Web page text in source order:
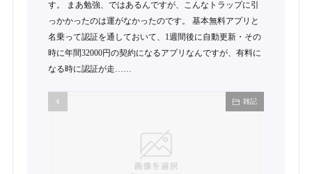
す。 まあ勉強、ではあるんですが、こんなトラップに引
っかかったのは運がなかったのです。 基本無料アプリと
名乗って認証を通しておいて、1週間後に自動更新・その
時に年間32000円の契約になるアプリなんですが、有料に
なる時に認証が走……
雑記